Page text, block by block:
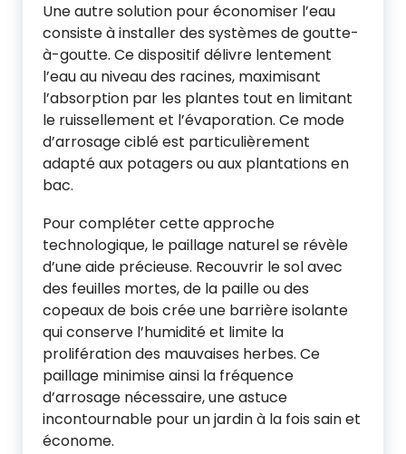
Une autre solution pour économiser l’eau
consiste à installer des systèmes de goutte-
à-goutte. Ce dispositif délivre lentement
l’eau au niveau des racines, maximisant
l’absorption par les plantes tout en limitant
le ruissellement et l’évaporation. Ce mode
d’arrosage ciblé est particulièrement
adapté aux potagers ou aux plantations en
bac.
Pour compléter cette approche
technologique, le paillage naturel se révèle
d’une aide précieuse. Recouvrir le sol avec
des feuilles mortes, de la paille ou des
copeaux de bois crée une barrière isolante
qui conserve l’humidité et limite la
prolifération des mauvaises herbes. Ce
paillage minimise ainsi la fréquence
d’arrosage nécessaire, une astuce
incontournable pour un jardin à la fois sain et
économe.